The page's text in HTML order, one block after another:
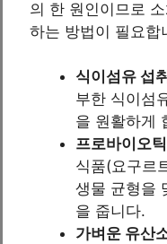
의 한 원인이므로
하는 방법이 필요합
식이섬유 섭
부한 식이섬
을 원활하게
프로바이오
식품(요구르
생물 균형을
을 줍니다.
가벼운 유산